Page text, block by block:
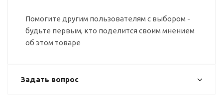
Помогите другим пользователям с выбором -
будьте первым, кто поделится своим мнением
об этом товаре
Задать вопрос